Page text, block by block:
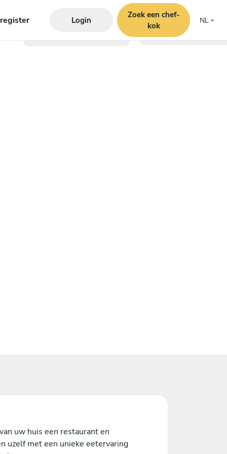
Login
Zoek een chef-
kok
NL
uw huis een restaurant en
uzelf met een unieke eetervaring